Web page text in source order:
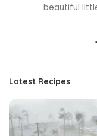
beautiful
Latest Recipes